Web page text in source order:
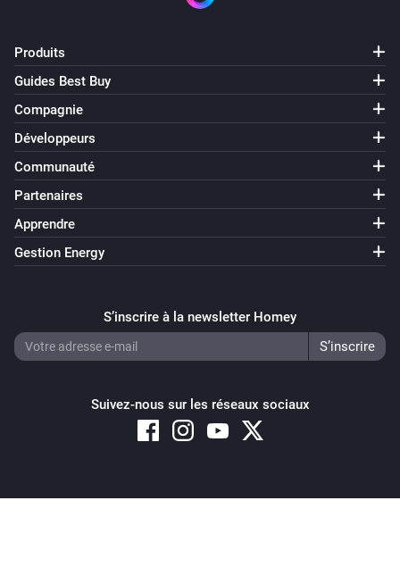
Produits
Guides Best Buy
Compagnie
Développeurs
Communauté
Partenaires
Apprendre
Gestion Energy
S’inscrire à la newsletter Homey
Suivez-nous sur les réseaux sociaux